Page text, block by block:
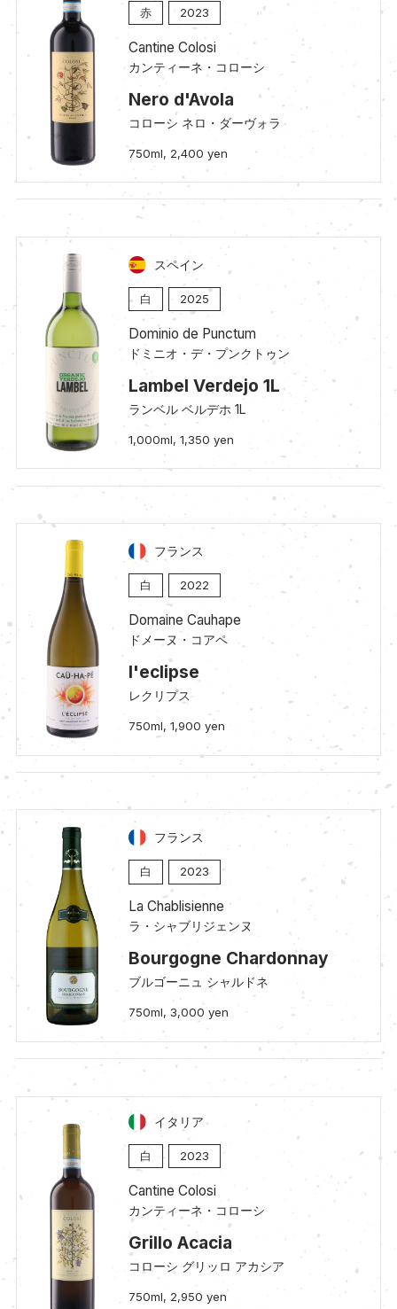
赤 2023
Cantine Colosi
カンティーネ・コローシ
Nero d'Avola
コローシ ネロ・ダーヴォラ
750ml, 2,400 yen
スペイン
白 2025
Dominio de Punctum
ドミニオ・デ・プンクトゥン
Lambel Verdejo 1L
ランベル ベルデホ 1L
1,000ml, 1,350 yen
フランス
白 2022
Domaine Cauhape
ドメーヌ・コアペ
l'eclipse
レクリプス
750ml, 1,900 yen
フランス
白 2023
La Chablisienne
ラ・シャブリジェンヌ
Bourgogne Chardonnay
ブルゴーニュ シャルドネ
750ml, 3,000 yen
イタリア
白 2023
Cantine Colosi
カンティーネ・コローシ
Grillo Acacia
コローシ グリッロ アカシア
750ml, 2,950 yen